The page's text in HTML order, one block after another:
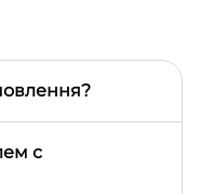
тому він може
предмета,
с